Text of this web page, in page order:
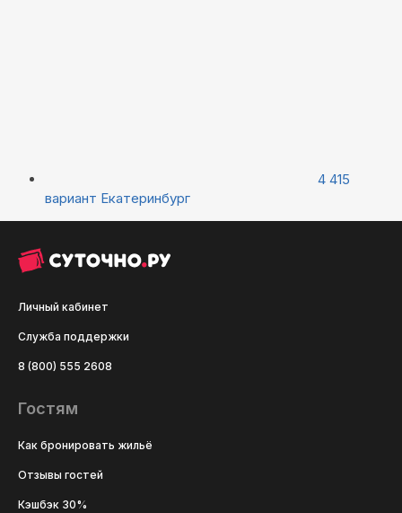
4 415
вариант Екатеринбург
Личный кабинет
Служба поддержки
8 (800) 555 2608
Гостям
Как бронировать жильё
Отзывы гостей
Кэшбэк 30%